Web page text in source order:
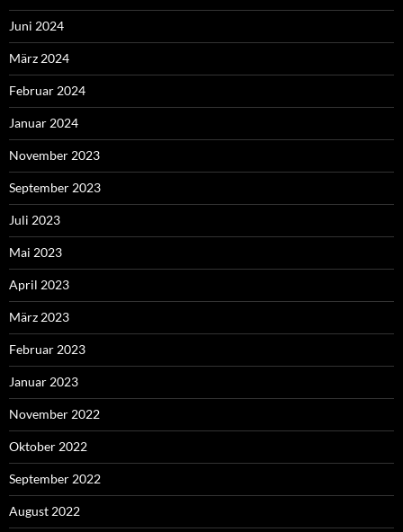
Juni 2024
März 2024
Februar 2024
Januar 2024
November 2023
September 2023
Juli 2023
Mai 2023
April 2023
März 2023
Februar 2023
Januar 2023
November 2022
Oktober 2022
September 2022
August 2022